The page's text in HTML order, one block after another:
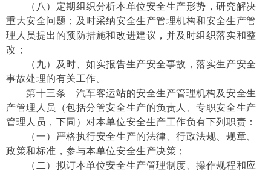
（八）定期组织分析本单位安全生产形势，研究解决
重大安全问题；及时采纳安全生产管理机构和安全生产管
理人员提出的预防措施和改进建议，并及时组织落实和整
改；
（九）及时、如实报告生产安全事故，落实生产安全
事故处理的有关工作。
第十三条 汽车客运站的安全生产管理机构及安全生
产管理人员（包括分管安全生产的负责人、专职安全生产
管理人员，下同）对本单位安全生产工作负有下列职责：
（一）严格执行安全生产的法律、行政法规、规章、
政策和标准，参与本单位安全生产决策；
（二）拟订本单位安全生产管理制度、操作规程和应